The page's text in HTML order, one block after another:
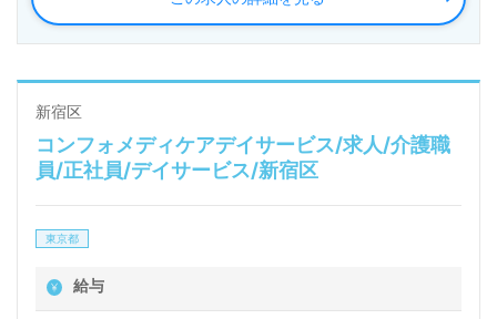
新宿区
コンフォメディケアデイサービス/求人/介護職
員/正社員/デイサービス/新宿区
東京都
給与